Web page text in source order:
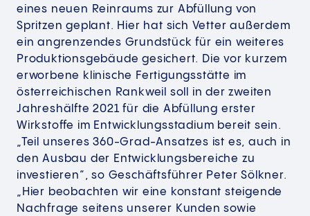
eines neuen Reinraums zur Abfüllung von
Spritzen geplant. Hier hat sich Vetter außerdem
ein angrenzendes Grundstück für ein weiteres
Produktionsgebäude gesichert. Die vor kurzem
erworbene klinische Fertigungsstätte im
österreichischen Rankweil soll in der zweiten
Jahreshälfte 2021 für die Abfüllung erster
Wirkstoffe im Entwicklungsstadium bereit sein.
„Teil unseres 360-Grad-Ansatzes ist es, auch in
den Ausbau der Entwicklungsbereiche zu
investieren“, so Geschäftsführer Peter Sölkner.
„Hier beobachten wir eine konstant steigende
Nachfrage seitens unserer Kunden sowie